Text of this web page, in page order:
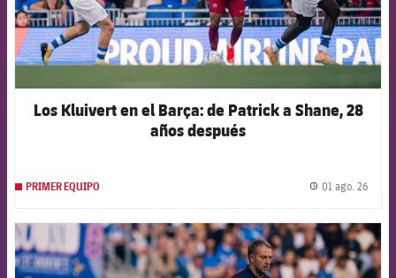
Los Kluivert en el Barça: de Patrick a Shane, 28
años después
PRIMER EQUIPO 01 ago. 26
FCB Barcelona badge